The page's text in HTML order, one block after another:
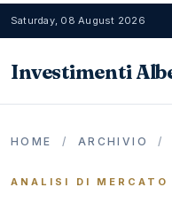
Saturday, 08 August 2026
Investimenti
HOME / ARCHIVIO /
ANALISI DI MERCATO